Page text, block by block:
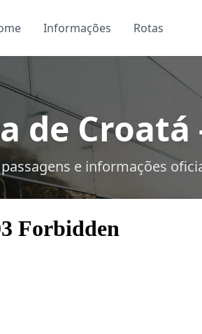
Informações Rotas
de Croatá
e informações